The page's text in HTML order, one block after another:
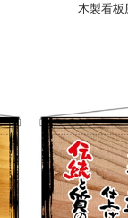
木製看板